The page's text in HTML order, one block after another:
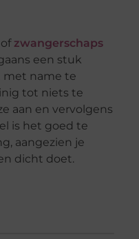
zwangerschaps
een stuk
met name te
tot niets te
aan en vervolgens
is het goed te
aangezien je
dicht doet.